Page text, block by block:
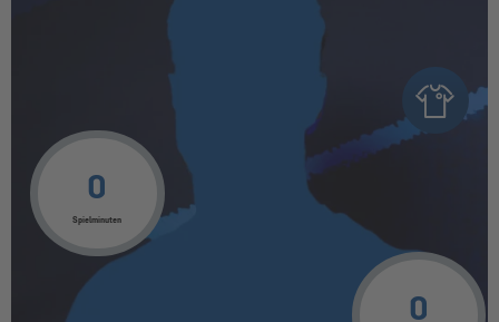
0
Spielminuten
0